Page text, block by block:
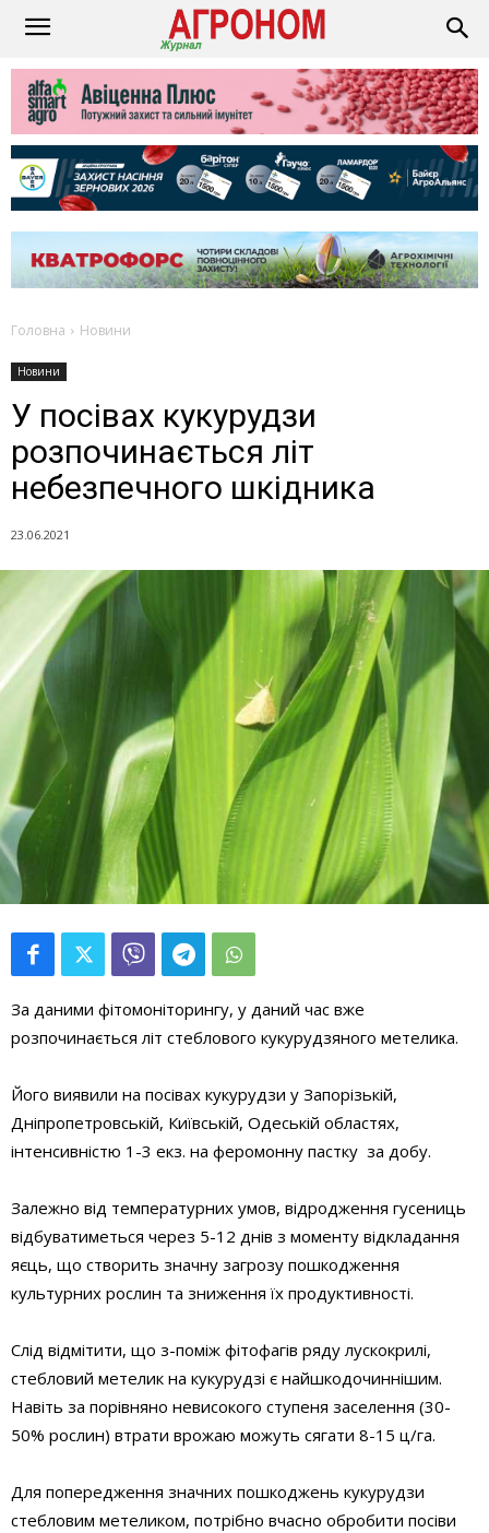
Головна Новини
Новини
У посівах кукурудзи
розпочинається літ
небезпечного шкідника
23.06.2021
За даними фітомоніторингу, у даний час вже
розпочинається літ стеблового кукурудзяного метелика.
Його виявили на посівах кукурудзи у Запорізькій,
Дніпропетровській, Київській, Одеській областях,
інтенсивністю 1-3 екз. на феромонну пастку за добу.
Залежно від температурних умов, відродження гусениць
відбуватиметься через 5-12 днів з моменту відкладання
яєць, що створить значну загрозу пошкодження
культурних рослин та зниження їх продуктивності.
Слід відмітити, що з-поміж фітофагів ряду лускокрилі,
стебловий метелик на кукурудзі є найшкодочиннішим.
Навіть за порівняно невисокого ступеня заселення (30-
50% рослин) втрати врожаю можуть сягати 8-15 ц/га.
Для попередження значних пошкоджень кукурудзи
стебловим метеликом, потрібно вчасно обробити посіви